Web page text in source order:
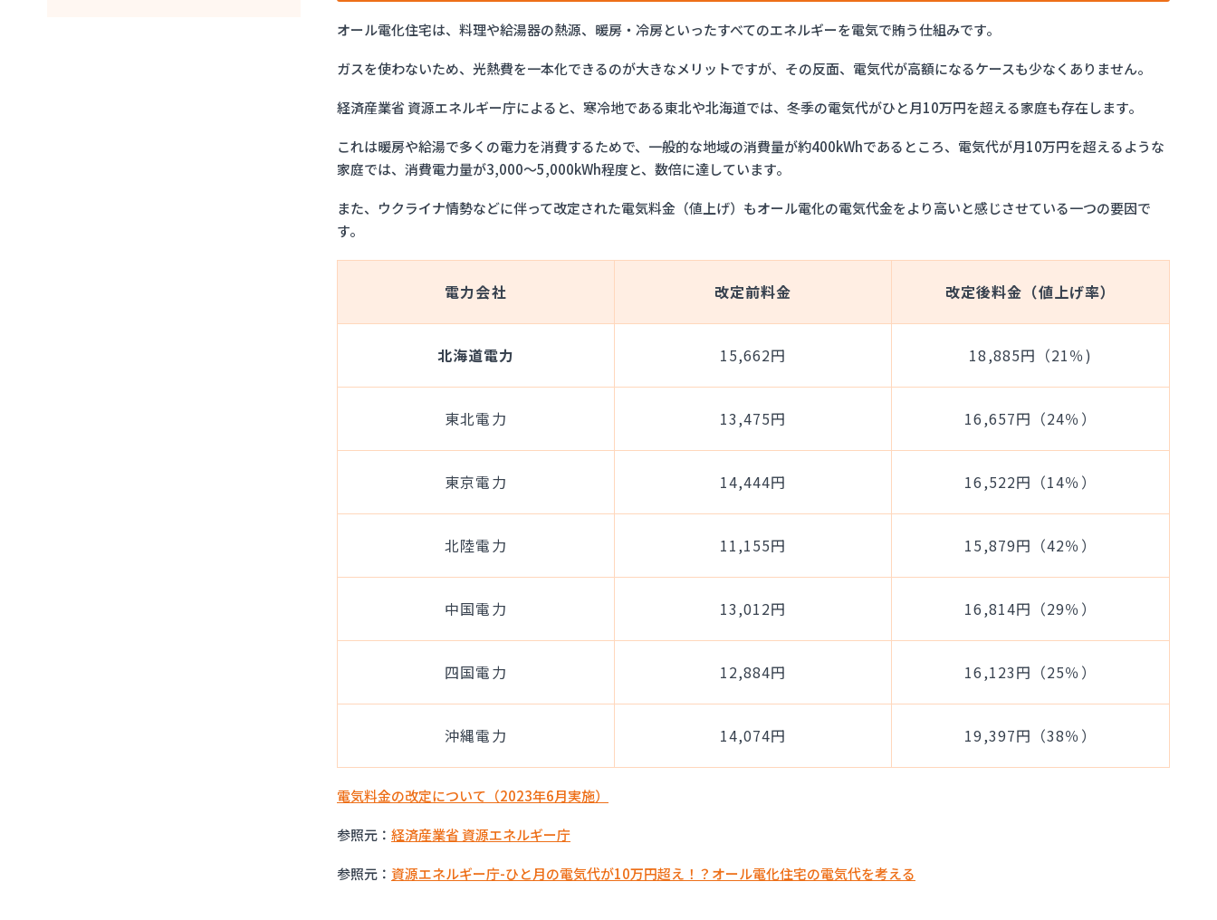
オール電化住宅は、料理や給湯器の熱源、暖房・冷房といったすべてのエネルギーを電気で賄う仕組みです。
ガスを使わないため、光熱費を一本化できるのが大きなメリットですが、その反面、電気代が高額になるケースも少なくありません。
経済産業省 資源エネルギー庁によると、寒冷地である東北や北海道では、冬季の電気代がひと月10万円を超える家庭も存在します。
これは暖房や給湯で多くの電力を消費するためで、一般的な地域の消費量が約400kWhであるところ、電気代が月10万円を超えるような
家庭では、消費電力量が3,000～5,000kWh程度と、数倍に達しています。
また、ウクライナ情勢などに伴って改定された電気料金（値上げ）もオール電化の電気代金をより高いと感じさせている一つの要因で
す。
電力会社 改定前料金 改定後料金（値上げ率）
北海道電力 15,662円 18,885円（21％)
東北電力 13,475円 16,657円（24％）
東京電力 14,444円 16,522円（14％）
北陸電力 11,155円 15,879円（42％）
中国電力 13,012円 16,814円（29％）
四国電力 12,884円 16,123円（25％）
沖縄電力 14,074円 19,397円（38％）
電気料金の改定について（2023年6月実施）
参照元： 経済産業省 資源エネルギー庁
参照元： 資源エネルギー庁-ひと月の電気代が10万円超え！？オール電化住宅の電気代を考える